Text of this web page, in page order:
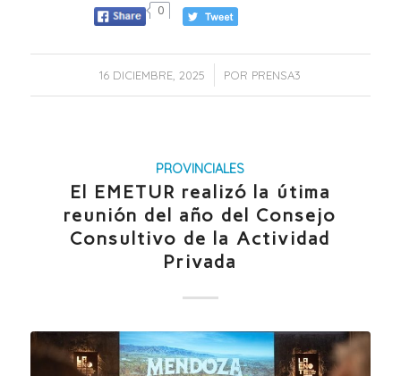
0
16 DICIEMBRE, 2025
/ POR PRENSA3
PROVINCIALES
El EMETUR realizó la útima
reunión del año del Consejo
Consultivo de la Actividad
Privada